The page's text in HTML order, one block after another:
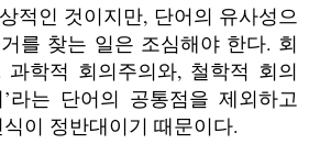
적인 것이지만, 단어의 유사성으
를 찾는 일은 조심해야 한다. 회
과학적 회의주의와, 철학적 회의
라는 단어의 공통점을 제외하고
이 정반대이기 때문이다.